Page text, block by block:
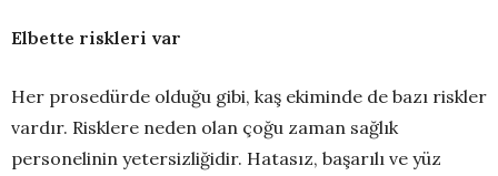
Elbette riskleri var
Her prosedürde olduğu gibi, kaş ekiminde de bazı riskler
vardır. Risklere neden olan çoğu zaman sağlık
personelinin yetersizliğidir. Hatasız, başarılı ve yüz